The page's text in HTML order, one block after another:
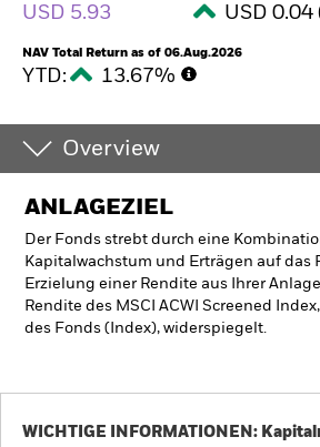
USD 5.93 USD
NAV Total Return as of 06.Aug.2026
YTD: 13.67%
Overview
ANLAGEZIEL
Der Fonds strebt durch eine
Kapitalwachstum und Erträgen auf das
Erzielung einer Rendite aus Ihrer
Rendite des MSCI ACWI Screened
des Fonds (Index), widerspiegelt.
WICHTIGE INFORMATIONEN: